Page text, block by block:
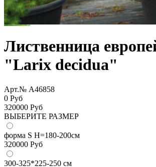
Лиственница
"Larix decidua"
Арт.№ A46858
0 Руб
320000 Руб
ВЫБЕРИТЕ РАЗМЕР
форма S Н=180-200см
320000 Руб
300-325*225-250 см